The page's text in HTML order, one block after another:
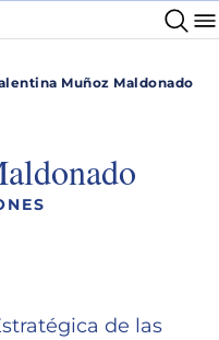
Muñoz Maldonado
de las